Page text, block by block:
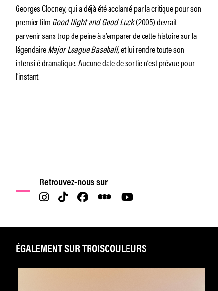
Georges Clooney, qui a déjà été acclamé par la critique pour son
premier filmGood Night and Good Luck(2005) devrait
parvenir sans trop de peine à s’emparer de cette histoire sur la
légendaireMajor League Baseball,et lui rendre toute son
intensité dramatique. Aucune date de sortie n’est prévue pour
l’instant.
Retrouvez-nous sur
ÉGALEMENT SUR TROISCOULEURS